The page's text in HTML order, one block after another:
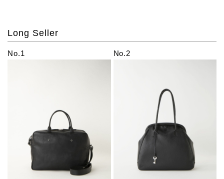
Long Seller
No.1 No.2